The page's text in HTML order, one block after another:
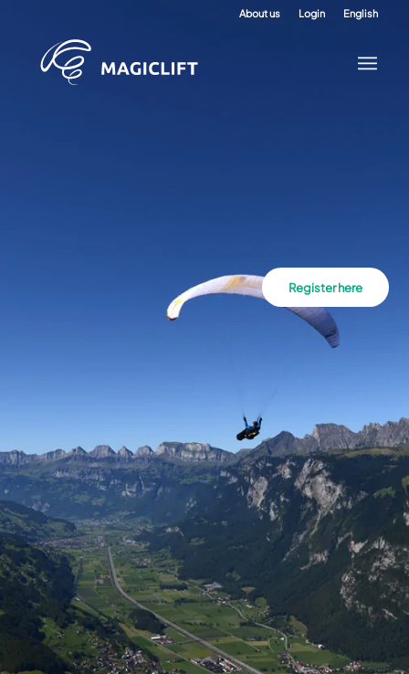
About us Login English
Register here